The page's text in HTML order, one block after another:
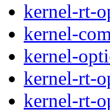
kernel-rt-
kernel-
kernel-
kernel-rt-
kernel-rt-